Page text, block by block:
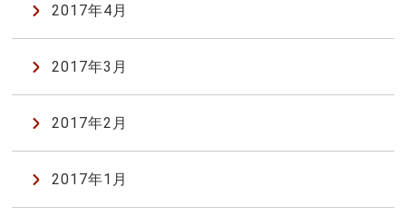
2017年4月
2017年3月
2017年2月
2017年1月